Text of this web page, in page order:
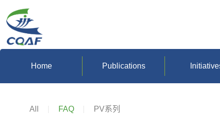
Home Publications
All FAQ PV系列